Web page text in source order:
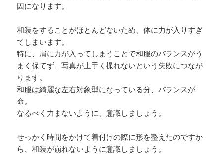
因になります。
和装をすることがほとんどないため、体に力が入りすぎ
てしまいます。
特に、肩に力が入ってしまうことで和服のバランスがう
まく保てず、写真が上手く撮れないという失敗につなが
ります。
和服は綺麗な左右対象型になっている分、バランスが
命。
なるべく力まないように、意識しましょう。
せっかく時間をかけて着付けの際に形を整えたのですか
ら、和装が崩れないように意識しましょう。